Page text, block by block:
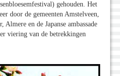
gehouden. Het
door de gemeenten Amstelveen,
en de Japanse ambassade
viering van de betrekkingen